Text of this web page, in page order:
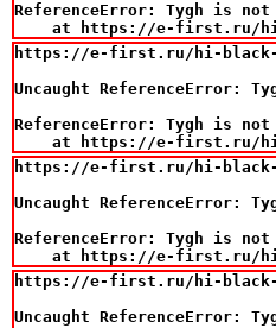
ReferenceError: Tygh is not
at https://e-first.ru/
https://e-first.ru/hi-black-
Uncaught ReferenceError:
ReferenceError: Tygh is not
at https://e-first.ru/
https://e-first.ru/hi-black-
Uncaught ReferenceError:
ReferenceError: Tygh is not
at https://e-first.ru/
https://e-first.ru/hi-black-
Uncaught ReferenceError: